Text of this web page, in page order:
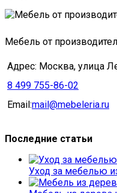
Мебель от
Адрес: Москва, улица
8 499 755-86-02
Email:mail@mebeleria.ru
Последние статьи
Уход за мебелью